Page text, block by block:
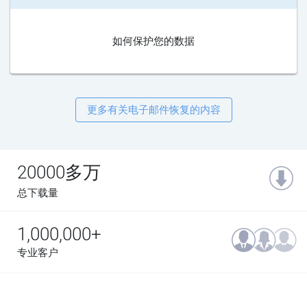
如何保护您的数据
更多有关电子邮件恢复的内容
20000多万
总下载量
1,000,000+
专业客户